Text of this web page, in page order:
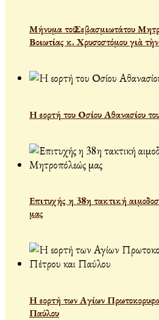
Μήνυμα τοῦ Σεβασμιωτάτου
Βοιωτίας κ. Χρυσοστόμου γιὰ
Η εορτή του Οσίου Αθανασίου
Επιτυχής η 38η τακτική
μας
Η εορτή των Αγίων
Παύλου